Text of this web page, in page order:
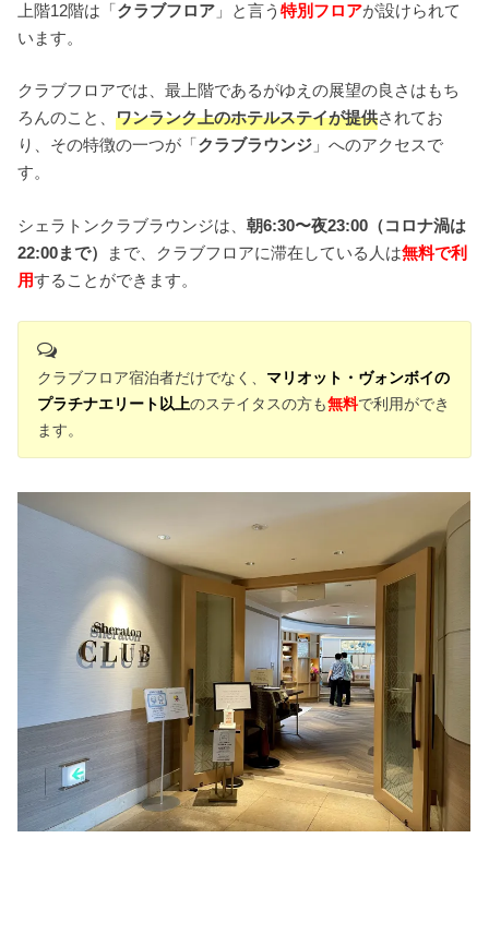
上階12階は「 クラブフロア 」と言う特別フロアが設けられて
います。
クラブフロアでは、最上階であるがゆえの展望の良さはもち
ろんのこと、ワンランク上のホテルステイが提供されてお
り、その特徴の一つが「 クラブラウンジ 」へのアクセスで
す。
シェラトンクラブラウンジは、朝6:30〜夜23:00（コロナ渦は
22:00まで）
まで、クラブフロアに滞在している人は無料で利
用することができます。
クラブフロア宿泊者だけでなく、 マリオット・ヴォンボイの
プラチナエリート以上のステイタスの方も無料で利用ができ
ます。